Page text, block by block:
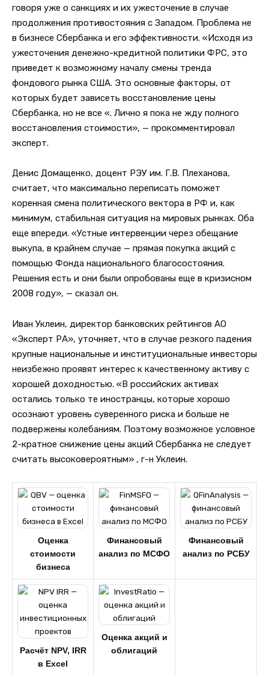
говоря уже о санкциях и их ужесточение в случае
продолжения противостояния с Западом. Проблема не
в бизнесе Сбербанка и его эффективности. «Исходя из
ужесточения денежно-кредитной политики ФРС, это
приведет к возможному началу смены тренда
фондового рынка США. Это основные факторы, от
которых будет зависеть восстановление цены
Сбербанка, но не все «. Лично я пока не жду полного
восстановления стоимости», — прокомментировал
эксперт.
Денис Домащенко, доцент РЭУ им. Г.В. Плеханова,
считает, что максимально переписать поможет
коренная смена политического вектора в РФ и, как
минимум, стабильная ситуация на мировых рынках. Оба
еще впереди. «Устные интервенции через обещание
выкупа, в крайнем случае — прямая покупка акций с
помощью Фонда национального благосостояния.
Решения есть и они были опробованы еще в кризисном
2008 году», — сказал он.
Иван Уклеин, директор банковских рейтингов АО
«Эксперт РА», уточняет, что в случае резкого падения
крупные национальные и институциональные инвесторы
неизбежно проявят интерес к качественному активу с
хорошей доходностью. «В российских активах
остались только те иностранцы, которые хорошо
осознают уровень суверенного риска и больше не
подвержены колебаниям. Поэтому возможное условное
2-кратное снижение цены акций Сбербанка не следует
считать высоковероятным» , г-н Уклеин.
Оценка
стоимости
бизнеса
Финансовый
анализ по МСФО
Финансовый
анализ по РСБУ
Расчёт NPV, IRR
в Excel
Оценка акций и
облигаций